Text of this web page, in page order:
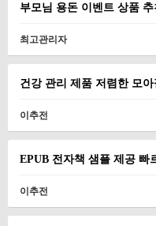
부모님 용돈 이벤트 상품
최고관리자
건강 관리 제품 저렴한 모아
이추전
EPUB 전자책 샘플 제공
이추전